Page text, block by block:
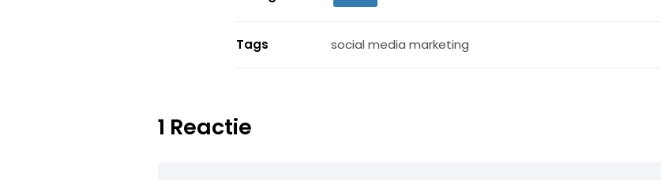
Tags social media marketing
1 Reactie